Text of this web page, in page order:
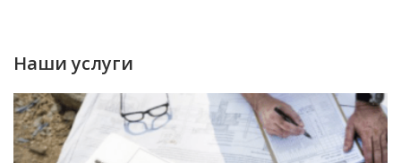
Наши услуги